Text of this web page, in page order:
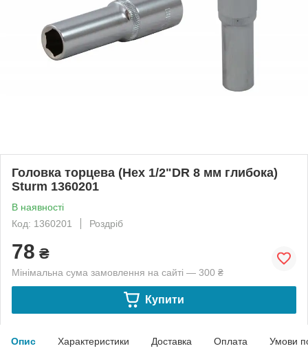
Головка торцева (Hex 1/2"DR 8 мм глибока)
Sturm 1360201
В наявності
Код: 1360201
Роздріб
78 ₴
Мінімальна сума замовлення на сайті — 300 ₴
Купити
Опис Характеристики Доставка Оплата Умови